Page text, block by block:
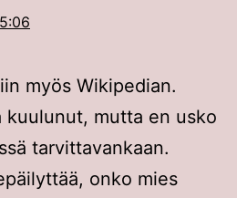
myös Wikipedian.
mutta en usko
tarvittavankaan.
onko mies